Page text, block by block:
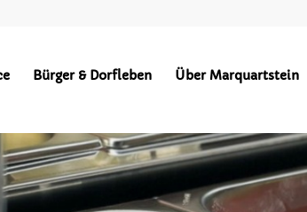
Bürger & Dorfleben Über Marquartstein